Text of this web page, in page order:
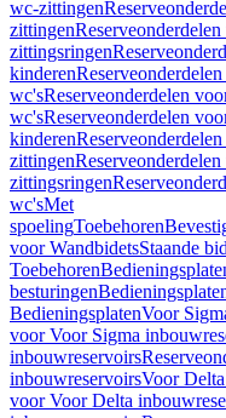
wc-zittingen
zittingen
zittingsringen
kinderen
wc'sReserveonderdelen
wc'sReserveonderdelen
kinderen
zittingen
zittingsringen
wc'sMet
spoelingToebehoren
voor WandbidetsStaande
Toebehoren
besturingen
BedieningsplatenVoor
voor Voor Sigma
inbouwreservoirs
inbouwreservoirsVoor
voor Voor Delta